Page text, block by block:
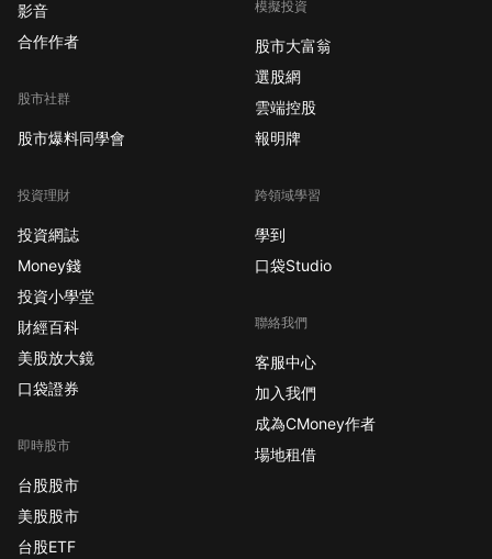
影音
合作作者
股市社群
股市爆料同學會
投資理財
投資網誌
Money錢
投資小學堂
財經百科
美股放大鏡
口袋證券
即時股市
台股股市
美股股市
台股ETF
模擬投資
股市大富翁
選股網
雲端控股
報明牌
跨領域學習
學到
口袋Studio
聯絡我們
客服中心
加入我們
成為CMoney作者
場地租借